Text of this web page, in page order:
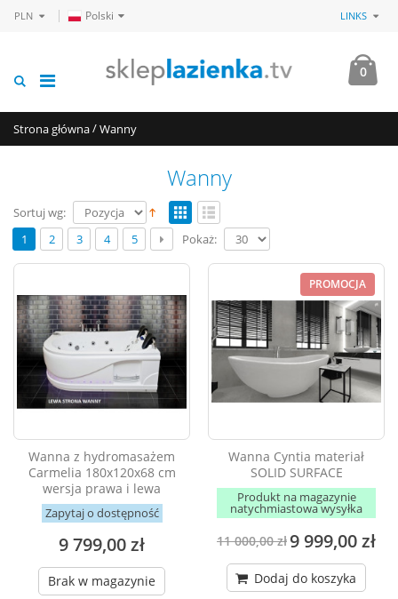
PLN Polski LINKS
0
Strona główna/Wanny
Wanny
Sortuj wg:
1
2 3 4 5 Pokaż:
Wanna z hydromasażem
Carmelia 180x120x68 cm
wersja prawa i lewa
Zapytaj o dostępność
9 799,00 zł
Brak w magazynie
PROMOCJA
Wanna Cyntia materiał
SOLID SURFACE
Produkt na magazynie
natychmiastowa wysyłka
11 000,00 zł9 999,00 zł
Dodaj do koszyka